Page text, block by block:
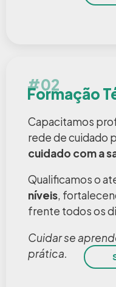
#02
Formação
Capacitamos
rede de cuidado
cuidado com a
Qualificamos o
níveis,
frente todos os
Cuidar se
prática.